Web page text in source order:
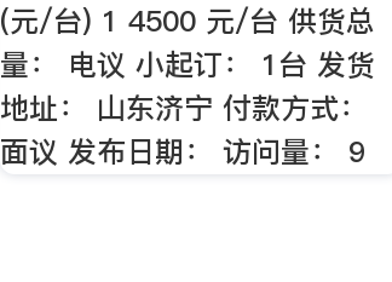
(元/台) 1 4500 元/台 供货总
量： 电议 小起订： 1台 发货
地址： 山东济宁 付款方式：
面议 发布日期： 访问量： 9